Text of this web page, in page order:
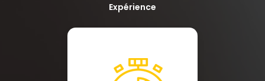
Expérience